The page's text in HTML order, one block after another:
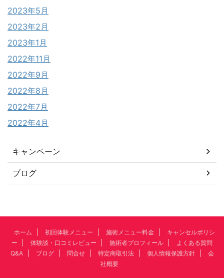
2023年5月
2023年2月
2023年1月
2022年11月
2022年9月
2022年8月
2022年7月
2022年4月
キャンペーン
ブログ
ホーム 初回体験メニュー 施術メニュー料金
キャンセルポリシ
ー
体験談・口コミレビュー 施術者プロフィール
よくある質問
Q&A
ブログ 問合せ 特定商取引法 個人情報保護方針
会
社概要